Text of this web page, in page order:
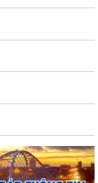
GNI Hàn Quốc cho